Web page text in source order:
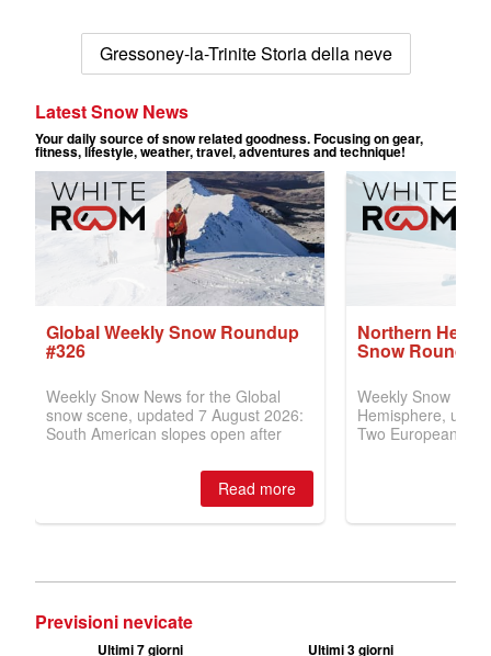
Gressoney-la-Trinite Storia della neve
Previsioni nevicate
Ultimi 7 giorni Ultimi 3 giorni